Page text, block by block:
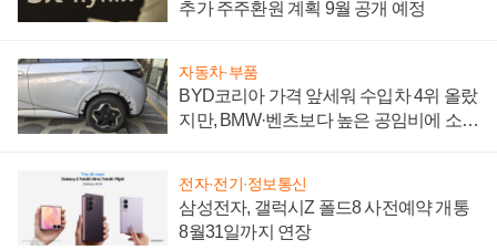
추가 주주환원 계획 9월 공개 예정
자동차·부품
BYD코리아 가격 앞세워 수입차 4위 올랐
지만, BMW·벤츠보다 높은 공임비에 소비
전자·전기·정보통신
삼성전자, 갤럭시Z 폴드8 사전예약 개통
8월31일까지 연장